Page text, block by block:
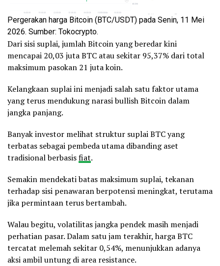
Pergerakan harga Bitcoin (BTC/USDT) pada Senin, 11 Mei
2026. Sumber: Tokocrypto.
Dari sisi suplai, jumlah Bitcoin yang beredar kini
mencapai 20,03 juta BTC atau sekitar 95,37% dari total
maksimum pasokan 21 juta koin.
Kelangkaan suplai ini menjadi salah satu faktor utama
yang terus mendukung narasi bullish Bitcoin dalam
jangka panjang.
Banyak investor melihat struktur suplai BTC yang
terbatas sebagai pembeda utama dibanding aset
tradisional berbasisfiat.
Semakin mendekati batas maksimum suplai, tekanan
terhadap sisi penawaran berpotensi meningkat, terutama
jika permintaan terus bertambah.
Walau begitu, volatilitas jangka pendek masih menjadi
perhatian pasar. Dalam satu jam terakhir, harga BTC
tercatat melemah sekitar 0,54%, menunjukkan adanya
aksi ambil untung di area resistance.